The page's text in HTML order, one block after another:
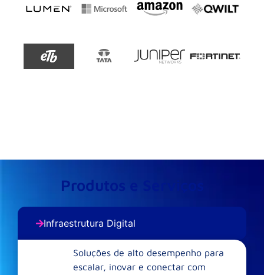
Produtos e Serviços
Infraestrutura Digital
Soluções de alto desempenho para
escalar, inovar e conectar com